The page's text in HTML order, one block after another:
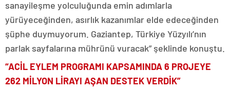
sanayileşme yolculuğunda emin adımlarla
yürüyeceğinden, asırlık kazanımlar elde edeceğinden
şüphe duymuyorum. Gaziantep, Türkiye Yüzyılı’nın
parlak sayfalarına mührünü vuracak” şeklinde konuştu.
“ACİL EYLEM PROGRAMI KAPSAMINDA 6 PROJEYE
262 MİLYON LİRAYI AŞAN DESTEK VERDİK”